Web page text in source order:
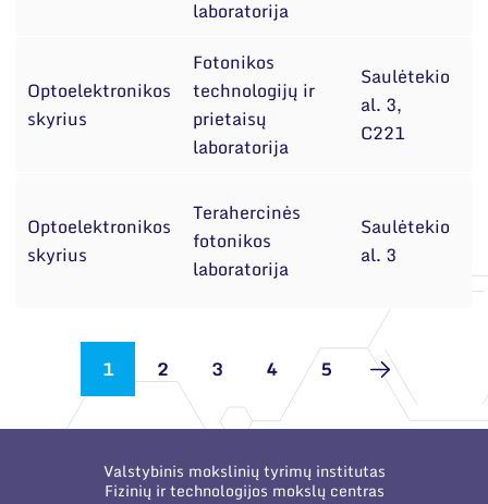
laboratorija
Optoelektronikos
skyrius
Fotonikos
technologijų ir
prietaisų
laboratorija
Saulėtekio
al. 3,
C221
Optoelektronikos
skyrius
Terahercinės
fotonikos
laboratorija
Saulėtekio
al. 3
1 2 3 4 5
Valstybinis mokslinių tyrimų institutas
Fizinių ir technologijos mokslų centras